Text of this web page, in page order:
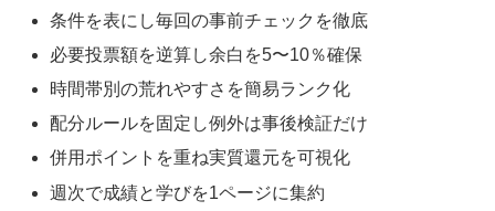
条件を表にし毎回の事前チェックを徹底
必要投票額を逆算し余白を5〜10％確保
時間帯別の荒れやすさを簡易ランク化
配分ルールを固定し例外は事後検証だけ
併用ポイントを重ね実質還元を可視化
週次で成績と学びを1ページに集約